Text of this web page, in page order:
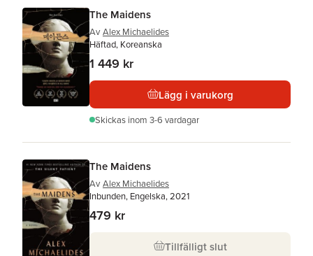
The Maidens
Av Alex Michaelides
Häftad, Koreanska
1 449 kr
Lägg i varukorg
Skickas inom 3-6 vardagar
The Maidens
Av Alex Michaelides
Inbunden, Engelska, 2021
479 kr
Tillfälligt slut